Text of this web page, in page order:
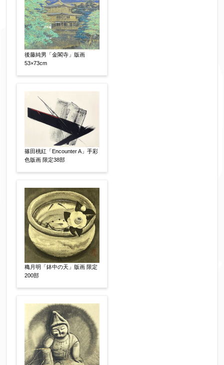
フリガナ 【任意】
メールアドレス
※送信完了後こちらのメールアドレス宛に自動で
送信確認メールをお送りします。もし送信確認メ
ールが受信されない場合は、送信が完了していな
いか、アドレス間違え、迷惑メールフィルター等
により弊社からのお返事も受信できない場合がご
ざいますので、お電話(
電話番号 【必須】
※携帯電話などご連絡が取りやすいお電話番号を
お願い致します。
郵便番号 【必須】
↓郵便番号を入力すると住所の最初が自動入力さ
れます。番地以下は任意でも結構です。
ご住所 【必須】
後藤純男「金閣寺」版画
53×73cm
篠田桃紅「Encounter A」手彩
色版画 限定38部
穐月明「鉢中の天」版画 限定
200部